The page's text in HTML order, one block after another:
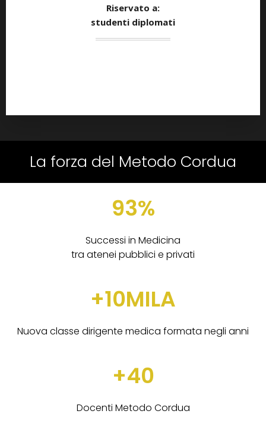
Riservato a:
studenti diplomati
La forza del Metodo Cordua
93%
Successi in Medicina
tra atenei pubblici e privati
+10MILA
Nuova classe dirigente medica formata negli anni
+40
Docenti Metodo Cordua